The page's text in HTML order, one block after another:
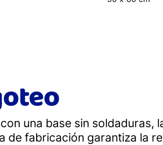
una base sin soldaduras,
de fabricación garantiza la